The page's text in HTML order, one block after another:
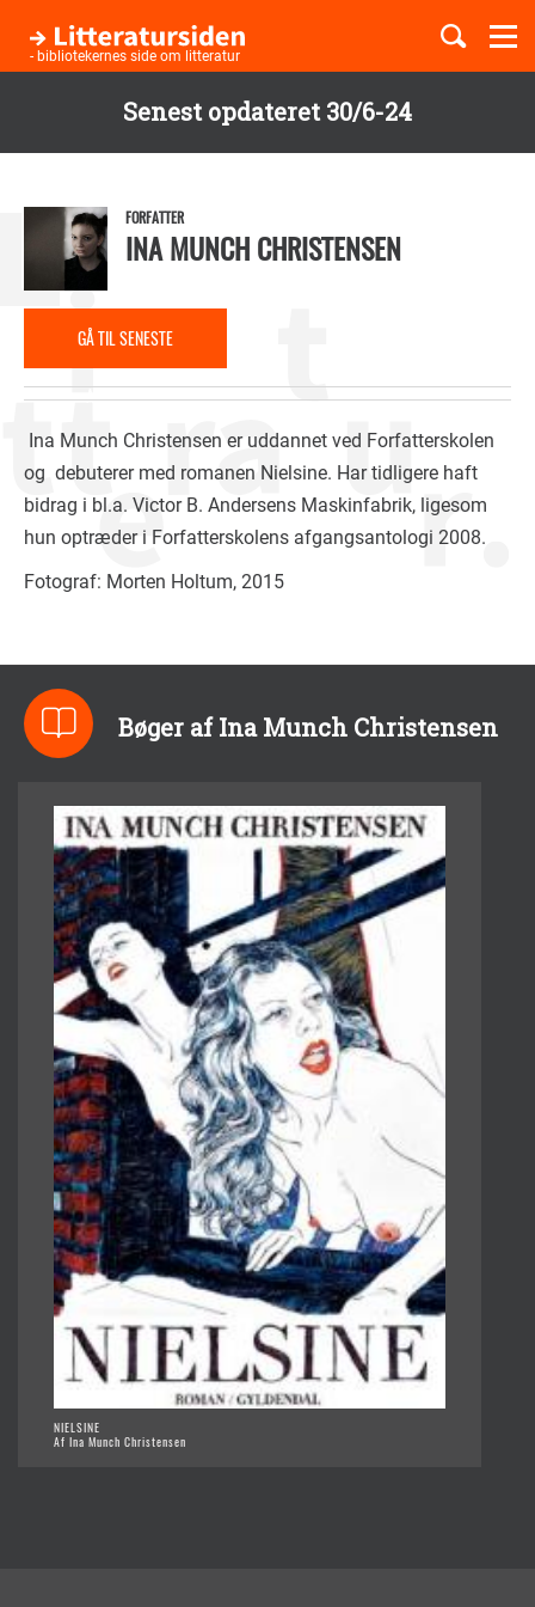
Senest opdateret 30/6-24
hovedindhold
- bibliotekernes side om litteratur
Børnebøger
GÅ TIL SENESTE
ANMELDELSE
FORFATTER
INA MUNCH CHRISTENSEN
Ina Munch Christensen er uddannet ved Forfatterskolen
og debuterer med romanen Nielsine. Har tidligere haft
bidrag i bl.a. Victor B. Andersens Maskinfabrik, ligesom
hun optræder i Forfatterskolens afgangsantologi 2008.
Fotograf: Morten Holtum, 2015
Bøger af Ina Munch Christensen
NIELSINE
Af Ina Munch Christensen